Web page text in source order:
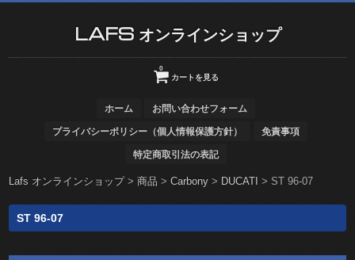
LAFS オンラインショップ
カートを見る
0
ホーム お問い合わせフォーム
プライバシーポリシー（個人情報保護方針） 免責事項
特定商取引法の表記
Lafs オンラインショップ>商品 >Carbony > DUCATI >ST 96-07
ST 96-07